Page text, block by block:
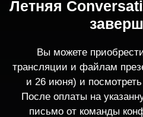
трансляции и файлам презентаций
После оплаты на указанную Вами
записей трансляции возможен только
устройства единовременно.
По любым вопросам пишите
contact@conversations-ai.co